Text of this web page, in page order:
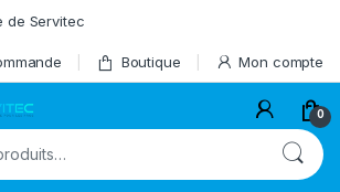
de Servitec
Boutique Mon compte
0